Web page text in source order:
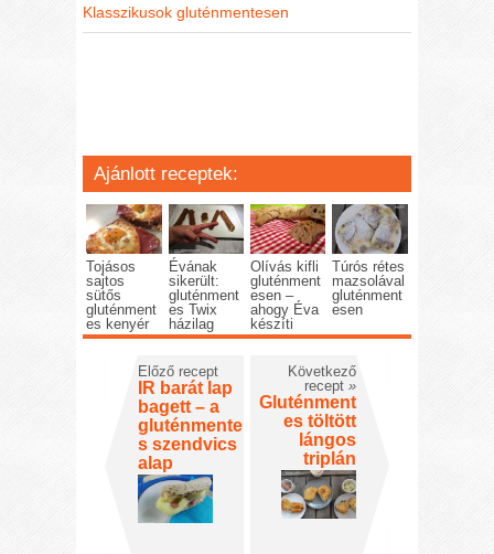
Klasszikusok gluténmentesen
Ajánlott receptek:
Tojásos
sajtos
sütős
gluténment
es kenyér
Évának
sikerült:
gluténment
es Twix
házilag
Olívás kifli
gluténment
esen –
ahogy Éva
készíti
Túrós rétes
mazsolával
gluténment
esen
Előző recept
IR barát lap
bagett – a
gluténmente
s szendvics
alap
Következő
recept »
Gluténment
es töltött
lángos
triplán